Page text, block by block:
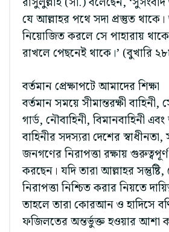
যে আল্লাহর পথে সদা প্রস্তুত থাকে।
নিয়োজিত করলে সে পাহারায়
রাখলে পেছনেই থাকে।’ (বুখারি
বর্তমান প্রেক্ষাপটে আমাদের শিক্ষা
বর্তমান সময়ে সীমান্তরক্ষী বাহিনী,
গার্ড, নৌবাহিনী, বিমানবাহিনী এবং
বাহিনীর সদস্যরা দেশের স্বাধীনতা,
জনগণের নিরাপত্তা রক্ষায়
করছেন। যদি তারা আল্লাহর
নিরাপত্তা নিশ্চিত করার নিয়তে
তাহলে তারা কোরআন ও হাদিসে
ফজিলতের অন্তর্ভুক্ত হওয়ার আশা